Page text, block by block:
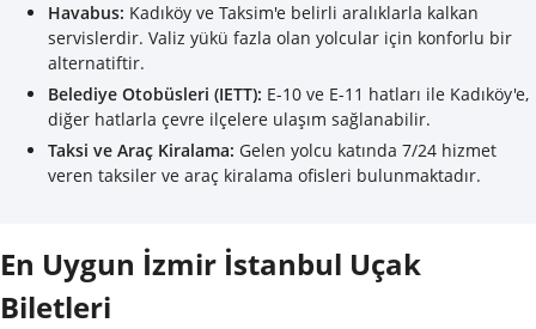
Havabus: Kadıköy ve Taksim'e belirli aralıklarla kalkan
servislerdir. Valiz yükü fazla olan yolcular için konforlu bir
alternatiftir.
Belediye Otobüsleri (IETT): E-10 ve E-11 hatları ile Kadıköy'e,
diğer hatlarla çevre ilçelere ulaşım sağlanabilir.
Taksi ve Araç Kiralama: Gelen yolcu katında 7/24 hizmet
veren taksiler ve araç kiralama ofisleri bulunmaktadır.
En Uygun İzmir İstanbul Uçak
Biletleri